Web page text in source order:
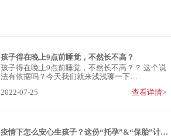
孩子得在晚上9点前睡觉，不然长不高？
孩子得在晚上9点前睡觉，不然长不高？？ 这个说
法有依据吗？今天我们就来浅浅聊一下…
2022-07-25
查看详情>
疫情下怎么安心生孩子？这份“托孕”&“保胎”计划赶紧收藏